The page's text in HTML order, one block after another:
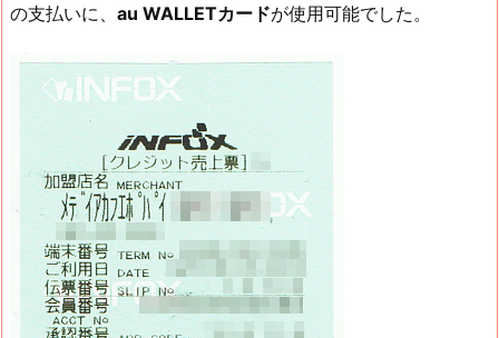
の支払いに、 au WALLETカードが使用可能でした。